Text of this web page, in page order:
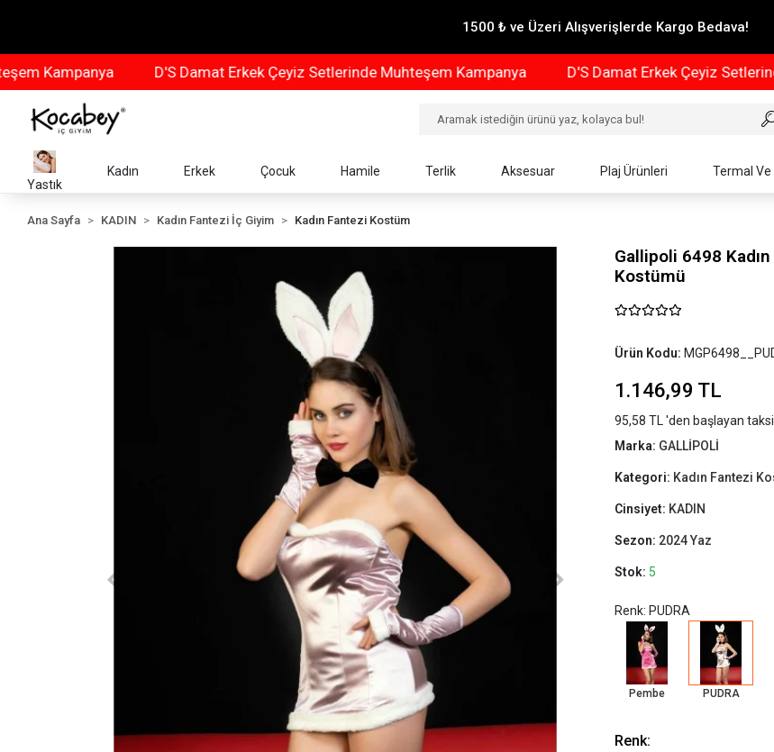
1500 ₺ ve Üzeri Alışverişlerde Kargo Bedava!
D'S Damat Erkek Çeyiz Setlerinde Muhteşem Kampanya D'S Damat Erkek Çeyiz Setlerinde
Yastık
Kadın Erkek Çocuk Hamile Terlik Aksesuar Plaj Ürünleri Termal Ve
Ana Sayfa KADIN Kadın Fantezi İç Giyim Kadın Fantezi Kostüm
Gallipoli 6498
Kostümü
Ürün Kodu:
1.146,99 TL
95,58 TL 'den başlayan
Marka: GALLİPOLİ
Kategori: Kadın Fantezi
Cinsiyet: KADIN
Sezon: 2024 Yaz
Stok: 5
Renk: PUDRA
Pembe PUDRA
Renk: